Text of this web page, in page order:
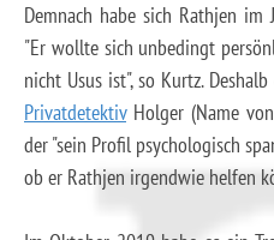
Demnach habe sich Rathjen
"Er wollte sich unbedingt
nicht Usus ist", so Kurtz.
PrivatdetektivHolger (Name
der "sein Profil psychologisch
ob er Rathjen irgendwie helfen